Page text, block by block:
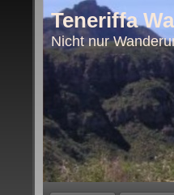
Teneriffa
Nicht nur